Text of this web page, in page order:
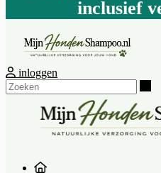
inclusief
inloggen